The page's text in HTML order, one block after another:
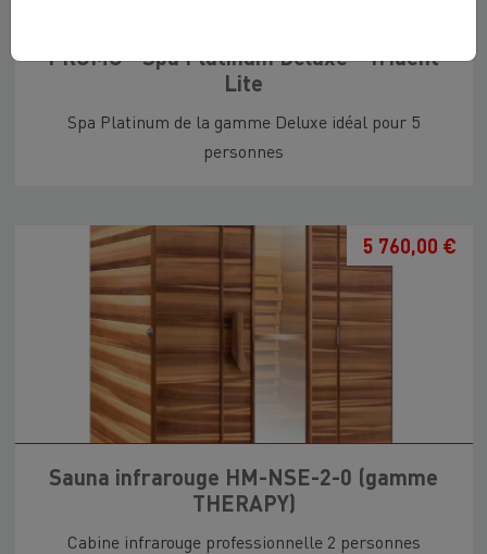
PROMO - Spa Platinum Deluxe - Trident
Lite
Spa Platinum de la gamme Deluxe idéal pour 5
personnes
5 760,00 €
Sauna infrarouge HM-NSE-2-0 (gamme
THERAPY)
Cabine infrarouge professionnelle 2 personnes